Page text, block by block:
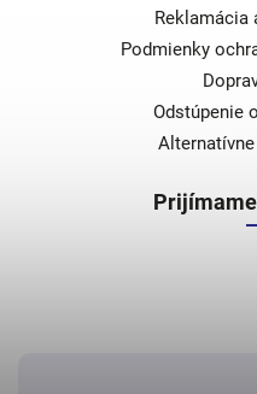
Reklamácia
Podmienky
Odstúpenie